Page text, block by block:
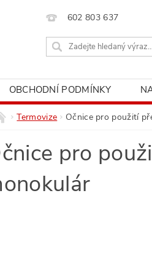
602 803 637
OBCHODNÍ PODMÍNKY
Termovize Očnice pro použití
pro